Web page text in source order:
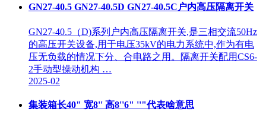
GN27-40.5 GN27-40.5D GN27-40.5C户内高压隔离开关
GN27-40.5（D)系列户内高压隔离开关,是三相交流50Hz
的高压开关设备,用于电压35kV的电力系统中,作为有电
压无负载的情况下分、合电路之用。隔离开关配用CS6-
2手动型操动机构 …
2025-02
集装箱长40" 宽8'' 高8''6" ''"代表啥意思